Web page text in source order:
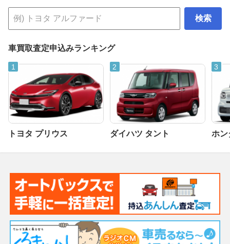
検索
車買取査定申込みランキング
トヨタ プリウス ダイハツ タント ホン